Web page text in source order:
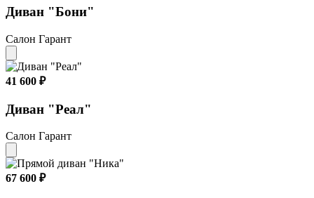
Диван "Бони"
Салон Гарант
41 600 ₽
Диван "Реал"
Салон Гарант
67 600 ₽